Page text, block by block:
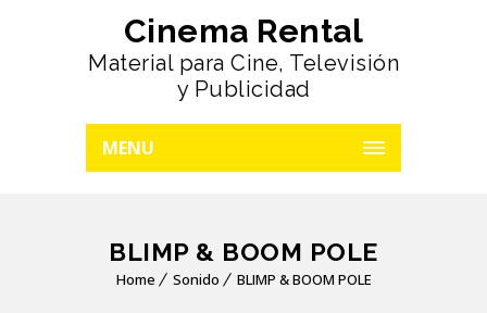
Cinema Rental
Material para Cine, Televisión
y Publicidad
MENU
BLIMP & BOOM POLE
Home Sonido BLIMP & BOOM POLE